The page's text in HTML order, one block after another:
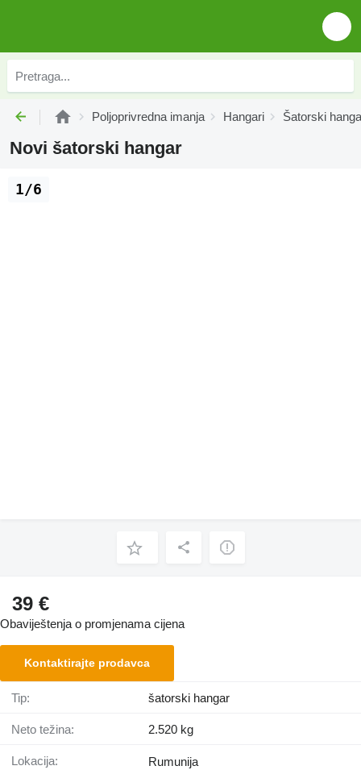
Poljoprivrednа imanjа Hangari Šatorski
Novi šatorski hangar
1/6
39 €
Obaviještenja o promjenama cijena
Kontaktirajte prodavca
Tip: šatorski hangar
Neto težina: 2.520 kg
Lokacija:
Rumunija